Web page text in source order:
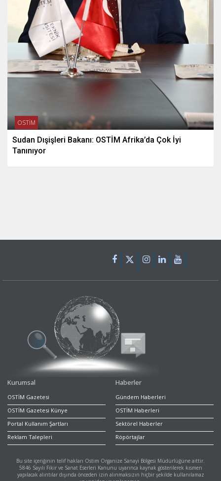
OSTİM
Sudan Dışişleri Bakanı: OSTİM Afrika’da Çok İyi
Tanınıyor
Kurumsal
OSTİM Gazetesi
OSTİM Gazetesi Künye
Portal Kullanım Şartları
Reklam Talepleri
Haberler
Gündem Haberleri
OSTİM Haberleri
Sektörel Haberler
Röpörtajlar
Bu site içeriğinin telif hakları Ostim Organize Sanayi Bölgesi Müdürlüğüne aittir.
5846 Sayılı Fikir ve Sanat Eserleri Kanunu uyarınca kaynak gösterilerek kısmen
yapılacak alıntılar dışında önceden izin alınmaksızın hiçbir şekilde kullanılamaz